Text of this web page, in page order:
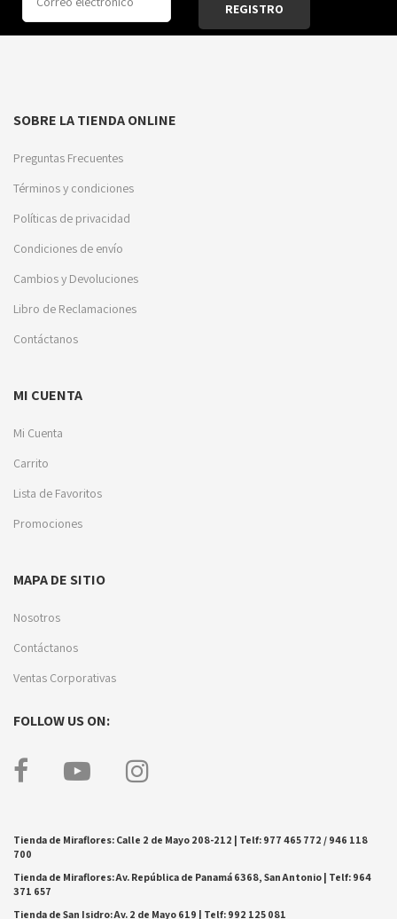
SOBRE LA TIENDA ONLINE
Preguntas Frecuentes
Términos y condiciones
Políticas de privacidad
Condiciones de envío
Cambios y Devoluciones
Libro de Reclamaciones
Contáctanos
MI CUENTA
Mi Cuenta
Carrito
Lista de Favoritos
Promociones
MAPA DE SITIO
Nosotros
Contáctanos
Ventas Corporativas
FOLLOW US ON:
Tienda de Miraflores: Calle 2 de Mayo 208-212 | Telf: 977 465 772 / 946 118
700
Tienda de Miraflores: Av. República de Panamá 6368, San Antonio | Telf: 964
371 657
Tienda de San Isidro: Av. 2 de Mayo 619 | Telf: 992 125 081